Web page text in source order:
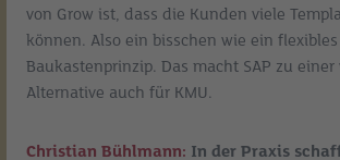
von Grow ist, dass die Kunden viele
können. Also ein bisschen wie ein flexibles
Baukastenprinzip. Das macht SAP zu einer
Alternative auch für KMU.
Christian Bühlmann: In der Praxis